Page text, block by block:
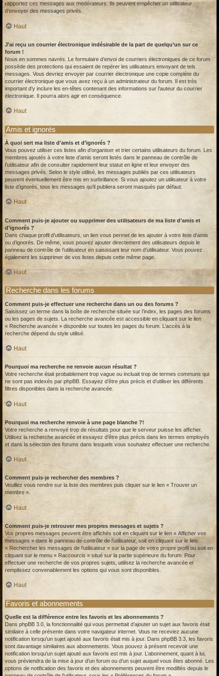
rapportez ces messages aux modérateurs. Ils peuvent empêcher un utilisateur
d’envoyer des messages privés.
Haut
J’ai reçu un courrier électronique indésirable de la part de quelqu’un sur ce
forum !
Nous en sommes navrés. Le formulaire d’envoi de courriers électroniques de ce forum
possède des protections qui essaient de repérer les utilisateurs envoyant de tels
messages. Vous devriez envoyer par courrier électronique une copie complète du
courrier électronique que vous avez reçu à un administrateur du forum. Il est très
important d’y inclure les en-têtes contenant des informations sur l’auteur du courrier
électronique. Il pourra alors agir en conséquence.
Haut
Amis et ignorés
À quoi sert ma liste d’amis et d’ignorés ?
Vous pouvez utiliser ces listes afin d’organiser et trier certains utilisateurs du forum. Les
membres ajoutés à votre liste d’amis seront listés dans le panneau de contrôle de
l’utilisateur afin de consulter rapidement leur statut en ligne et leur envoyer des
messages privés. Selon le style utilisé, les messages publiés par ces utilisateurs
peuvent éventuellement être mis en surbrillance. Si vous ajoutez un utilisateur à votre
liste d’ignorés, tous les messages qu’il publiera seront masqués par défaut.
Haut
Comment puis-je ajouter ou supprimer des utilisateurs de ma liste d’amis et
d’ignorés ?
Dans chaque profil d’utilisateurs, un lien vous permet de les ajouter à votre liste d’amis
ou d’ignorés. De même, vous pouvez ajouter directement des utilisateurs depuis le
panneau de contrôle de l’utilisateur en saisissant leur nom d’utilisateur. Vous pouvez
également les supprimer de vos listes depuis cette même page.
Haut
Recherche dans les forums
Comment puis-je effectuer une recherche dans un ou des forums ?
Saisissez un terme dans la boîte de recherche située sur l’index, les pages des forums
ou les pages de sujets. La recherche avancée est accessible en cliquant sur le lien
« Recherche avancée » disponible sur toutes les pages du forum. L’accès à la
recherche dépend du style utilisé.
Haut
Pourquoi ma recherche ne renvoie aucun résultat ?
Votre recherche était probablement trop vague ou incluait trop de termes communs qui
ne sont pas indexés par phpBB. Essayez d’être plus précis et d’utiliser les différents
filtres disponibles dans la recherche avancée.
Haut
Pourquoi ma recherche renvoie à une page blanche ?!
Votre recherche a renvoyé trop de résultats pour que le serveur puisse les afficher.
Utilisez la recherche avancée et essayez d’être plus précis dans les termes employés
et dans la sélection des forums dans lesquels vous souhaitez effectuer une recherche.
Haut
Comment puis-je rechercher des membres ?
Veuillez vous rendre sur la liste des membres puis cliquer sur le lien « Trouver un
membre ».
Haut
Comment puis-je retrouver mes propres messages et sujets ?
Vos propres messages peuvent être affichés soit en cliquant sur le lien « Afficher vos
messages » dans le panneau de contrôle de l’utilisateur, soit en cliquant sur le lien
« Rechercher les messages de l’utilisateur » sur la page de votre propre profil ou soit en
cliquant sur le menu « Raccourcis » situé sur la partie supérieure du forum. Pour
effectuer une recherche de vos propres sujets, utilisez la recherche avancée et
remplissez convenablement les options qui vous sont disponibles.
Haut
Favoris et abonnements
Quelle est la différence entre les favoris et les abonnements ?
Dans phpBB 3.0, la fonctionnalité qui vous permettait d’ajouter un sujet aux favoris était
similaire à celle présente dans votre navigateur internet. Vous ne receviez aucune
notification lorsqu’un sujet ajouté aux favoris était mis à jour. Dans phpBB 3.3, les favoris
sont davantage similaires aux abonnements. Vous pouvez à présent recevoir une
notification lorsqu’un sujet ajouté aux favoris est mis à jour. L’abonnement, quant à lui,
vous préviendra de la mise à jour d’un forum ou d’un sujet auquel vous êtes abonné. Les
options de notification des favoris et des abonnements peuvent être modifiés depuis le